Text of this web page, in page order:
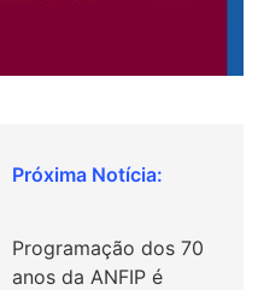
Programação dos 70
anos da ANFIP é